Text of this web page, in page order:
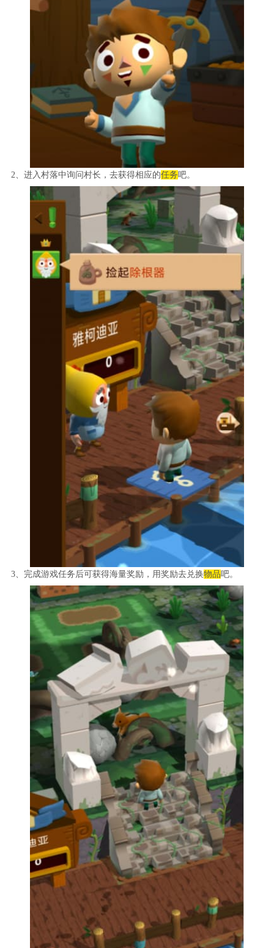
2、进入村落中询问村长，去获得相应的任务 吧。
3、完成游戏任务后可获得海量奖励，用奖励去兑换物品 吧。